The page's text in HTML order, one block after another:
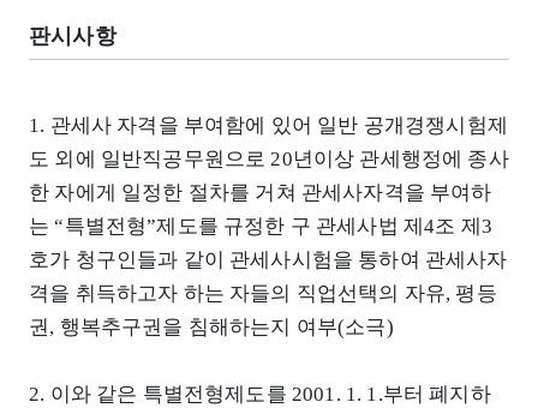
판시사항
1. 관세사 자격을 부여함에 있어 일반 공개경쟁시험제
도 외에 일반직공무원으로 20년이상 관세행정에 종사
한 자에게 일정한 절차를 거쳐 관세사자격을 부여하
는 “특별전형”제도를 규정한 구 관세사법 제4조 제3
호가 청구인들과 같이 관세사시험을 통하여 관세사자
격을 취득하고자 하는 자들의 직업선택의 자유, 평등
권, 행복추구권을 침해하는지 여부(소극)
2. 이와 같은 특별전형제도를 2001. 1. 1.부터 폐지하